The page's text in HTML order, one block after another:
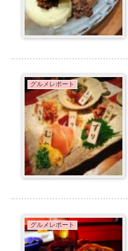
グルメレポート
グルメレポート